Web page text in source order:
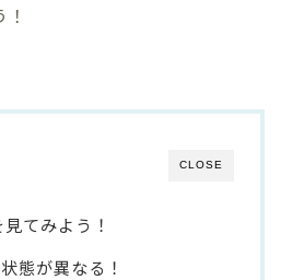
CLOSE
てみよう！
態が異なる！